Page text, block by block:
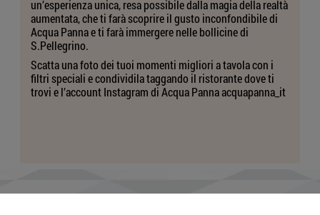
un’esperienza unica, resa possibile dalla magia della realtà
aumentata, che ti farà scoprire il gusto inconfondibile di
Acqua Panna e ti farà immergere nelle bollicine di
S.Pellegrino.
Scatta una foto dei tuoi momenti migliori a tavola con i
filtri speciali e condividila taggando il ristorante dove ti
trovi e l’account Instagram di Acqua Panna acquapanna_it